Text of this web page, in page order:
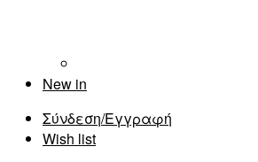
New in
Σύνδεση/Εγγραφή
Wish list